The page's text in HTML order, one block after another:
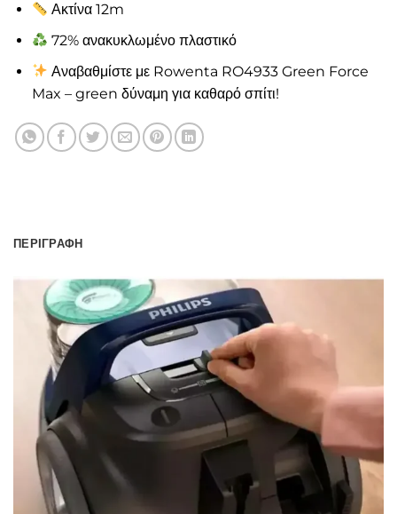
Ακτίνα 12m
72% ανακυκλωμένο πλαστικό
Αναβαθμίστε με Rowenta RO4933 Green Force
Max – green δύναμη για καθαρό σπίτι!
ΠΕΡΙΓΡΑΦΉ